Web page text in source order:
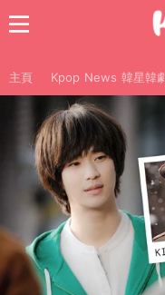
主頁 Kpop News 韓星韓